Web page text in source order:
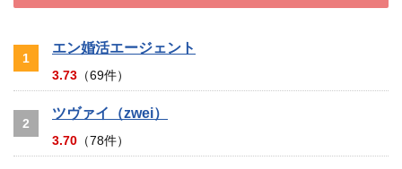
1
エン婚活エージェント
3.73 （69件）
2
ツヴァイ（zwei）
3.70 （78件）